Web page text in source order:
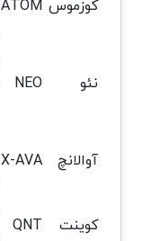
کوزموس ATOM
نئو NEO
آوالانچ X-AVA
کوینت
QNT